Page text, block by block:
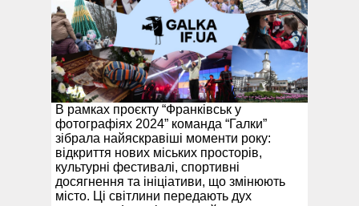
В рамках проєкту “Франківськ у
фотографіях 2024” команда “Галки”
зібрала найяскравіші моменти року:
відкриття нових міських просторів,
культурні фестивалі, спортивні
досягнення та ініціативи, що змінюють
місто. Ці світлини передають дух